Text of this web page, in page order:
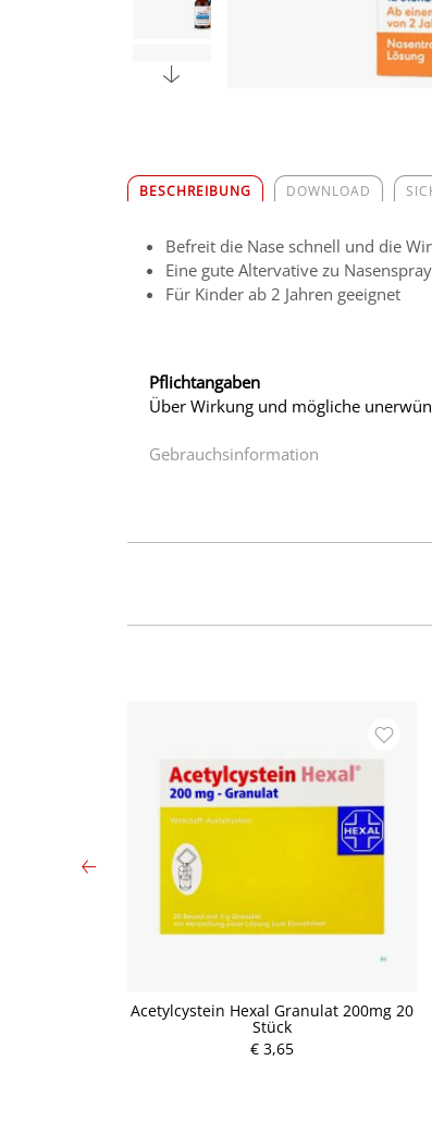
BESCHREIBUNG DOWNLOAD
Befreit die Nase schnell und die
Eine gute Altervative zu
Für Kinder ab 2 Jahren geeignet
Pflichtangaben
Über Wirkung und mögliche
Gebrauchsinformation
Acetylcystein Hexal Granulat 200mg 20
Stück
€ 3,65